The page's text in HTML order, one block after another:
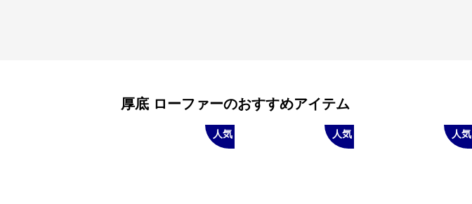
厚底 ローファーのおすすめアイテム
人気 人気 人気